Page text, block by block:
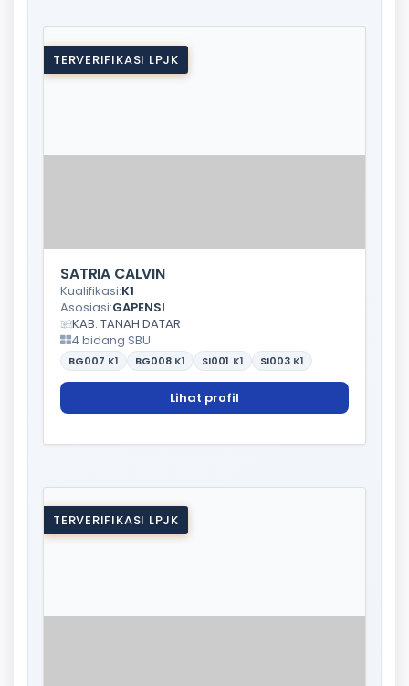
TERVERIFIKASI LPJK
SATRIA CALVIN
Kualifikasi:K1
Asosiasi:GAPENSI
KAB. TANAH DATAR
4 bidang SBU
BG007 K1 BG008 K1 SI001 K1 SI003 K1
Lihat profil
TERVERIFIKASI LPJK